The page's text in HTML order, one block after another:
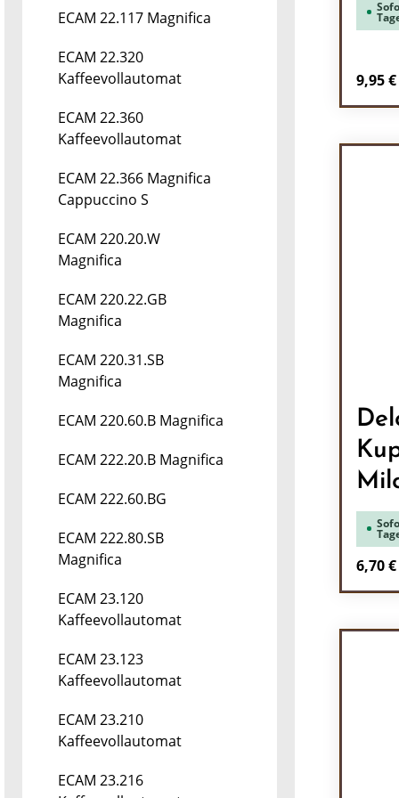
ECAM 22.117 Magnifica
ECAM 22.320
Kaffeevollautomat
ECAM 22.360
Kaffeevollautomat
ECAM 22.366 Magnifica
Cappuccino S
ECAM 220.20.W
Magnifica
ECAM 220.22.GB
Magnifica
ECAM 220.31.SB
Magnifica
ECAM 220.60.B Magnifica
ECAM 222.20.B Magnifica
ECAM 222.60.BG
ECAM 222.80.SB
Magnifica
ECAM 23.120
Kaffeevollautomat
ECAM 23.123
Kaffeevollautomat
ECAM 23.210
Kaffeevollautomat
ECAM 23.216
9,95 €
6,70 €